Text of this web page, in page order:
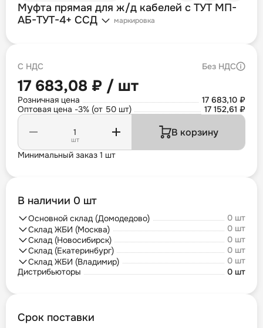
Муфта прямая для ж/д кабелей с ТУТ МП-
АБ-ТУТ-4+ ССД
маркировка
С НДС Без НДС
17 683,08 ₽ / шт
Розничная цена
17 683,10 ₽
Оптовая цена -3% (от 50 шт)
17 152,61 ₽
шт
В корзину
Минимальный заказ 1 шт
В наличии 0 шт
Основной склад (Домодедово)
0 шт
Склад ЖБИ (Москва)
0 шт
Склад (Новосибирск)
0 шт
Склад (Екатеринбург)
0 шт
Склад ЖБИ (Владимир)
0 шт
Дистрибьюторы
0 шт
Срок поставки